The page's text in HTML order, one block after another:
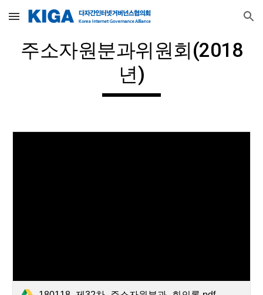
Skip to main content Skip to navigation
주소자원분과위원회(2018
년)